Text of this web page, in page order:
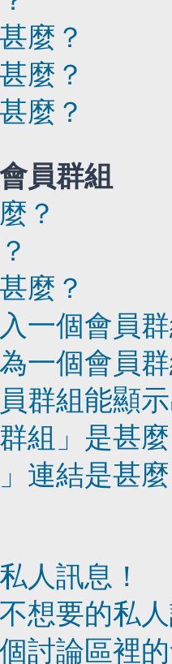
麼？
麼？
麼？
員群組
？
麼？
一個會員
一個會員
群組能顯
組」是甚
連結是甚
人訊息！
想要的私
討論區裡